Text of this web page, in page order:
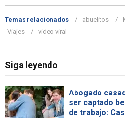
Temas relacionados abuelitos
Viajes
video viral
Siga leyendo
Abogado
ser captado
de trabajo: